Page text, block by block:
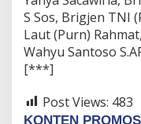
S Sos, Brigjen TNI
Laut (Purn)
Wahyu Santoso
[***]
Post Views: 483